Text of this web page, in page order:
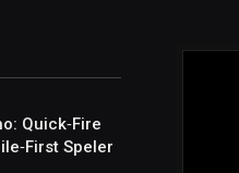
Quick‑Fire
Speler